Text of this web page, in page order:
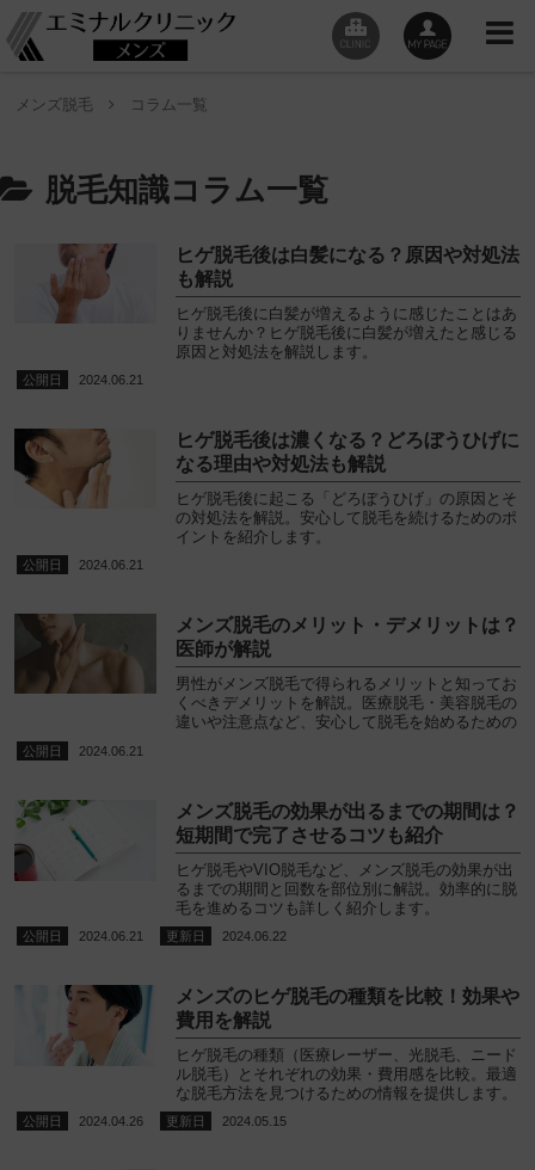
メンズ脱毛 コラム一覧
脱毛知識コラム一覧
ヒゲ脱毛後は白髪になる？原因や対処法
も解説
ヒゲ脱毛後に白髪が増えるように感じたことはあ
りませんか？ヒゲ脱毛後に白髪が増えたと感じる
原因と対処法を解説します。
2024.06.21
ヒゲ脱毛後は濃くなる？どろぼうひげに
なる理由や対処法も解説
ヒゲ脱毛後に起こる「どろぼうひげ」の原因とそ
の対処法を解説。安心して脱毛を続けるためのポ
イントを紹介します。
2024.06.21
メンズ脱毛のメリット・デメリットは？
医師が解説
男性がメンズ脱毛で得られるメリットと知ってお
くべきデメリットを解説。医療脱毛・美容脱毛の
違いや注意点など、安心して脱毛を始めるための
2024.06.21
メンズ脱毛の効果が出るまでの期間は？
短期間で完了させるコツも紹介
ヒゲ脱毛やVIO脱毛など、メンズ脱毛の効果が出
るまでの期間と回数を部位別に解説。効率的に脱
毛を進めるコツも詳しく紹介します。
2024.06.21 2024.06.22
メンズのヒゲ脱毛の種類を比較！効果や
費用を解説
ヒゲ脱毛の種類（医療レーザー、光脱毛、ニード
ル脱毛）とそれぞれの効果・費用感を比較。最適
な脱毛方法を見つけるための情報を提供します。
2024.04.26 2024.05.15